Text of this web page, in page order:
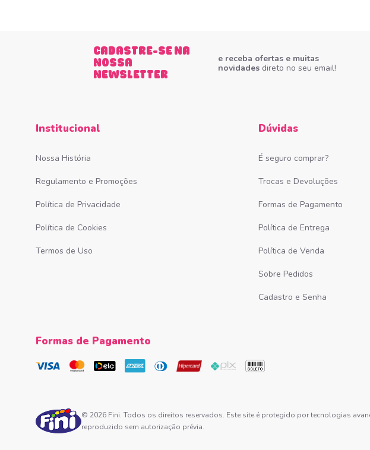
CADASTRE-SE NA
NOSSA
NEWSLETTER
e receba ofertas e muitas
novidades direto no seu email!
Institucional
Nossa História
Regulamento e Promoções
Política de Privacidade
Política de Cookies
Termos de Uso
Dúvidas
É seguro comprar?
Trocas e Devoluções
Formas de Pagamento
Política de Entrega
Política de Venda
Sobre Pedidos
Cadastro e Senha
Formas de Pagamento
© 2026 Fini. Todos os direitos reservados. Este site é protegido por tecnologias
reproduzido sem autorização prévia.